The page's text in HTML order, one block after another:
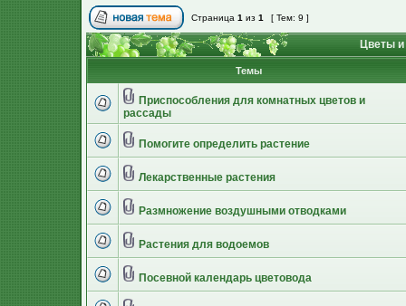
Страница 1 из 1 [ Тем: 9 ]
Цветы
Темы
Приспособления для комнатных цветов и
рассады
Помогите определить растение
Лекарственные растения
Размножение воздушными отводками
Растения для водоемов
Посевной календарь цветовода